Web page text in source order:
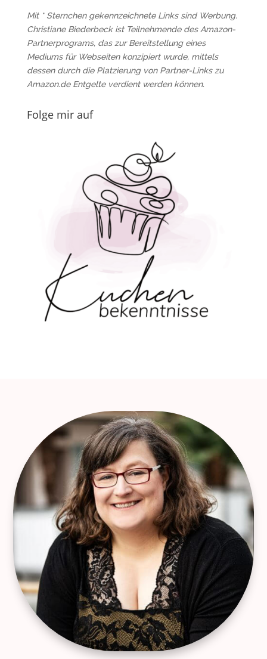
Mit * Sternchen gekennzeichnete Links sind Werbung.
Christiane Biederbeck ist Teilnehmende des Amazon-
Partnerprograms, das zur Bereitstellung eines
Mediums für Webseiten konzipiert wurde, mittels
dessen durch die Platzierung von Partner-Links zu
Amazon.de Entgelte verdient werden können.
Folge mir auf